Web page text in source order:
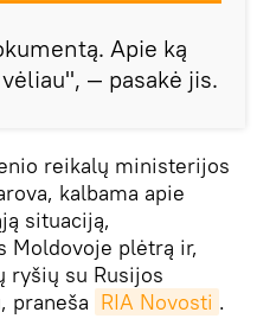
Apie ką
— pasakė jis.
reikalų ministerijos
kalbama apie
situaciją,
Moldovoje plėtrą ir,
ryšių su Rusijos
praneša RIA Novosti .